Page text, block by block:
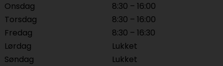
Onsdag
8:30 – 16:00
Torsdag
8:30 – 16:00
Fredag
8:30 – 16:30
Lørdag
Lukket
Søndag
Lukket